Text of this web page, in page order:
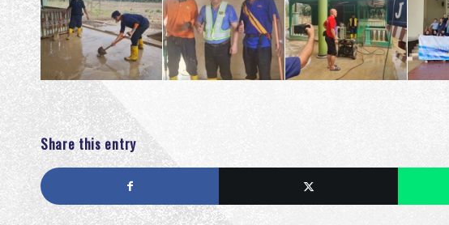
Share this entry